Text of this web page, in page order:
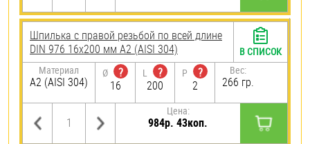
Шпилька с правой резьбой по всей длине
DIN 976 16х200 мм А2 (AISI 304)
Материал
А2 (AISI 304)
Ø
?
16
L
?
200
P
?
2
Вес:
266 гр.
Цена:
984р. 43коп.
В СПИСОК